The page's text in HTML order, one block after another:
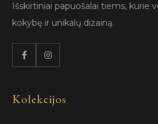
Išskirtiniai papuošalai tiems, kurie
kokybę ir unikalų dizainą.
Kolekcijos